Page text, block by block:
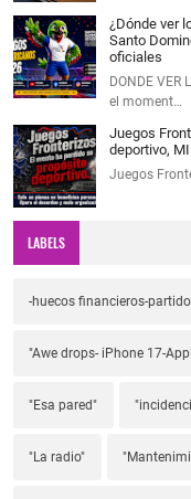
¿Dónde ver
Santo
oficiales
DONDE VER
el moment…
Juegos
deportivo,
Juegos
LABELS
-huecos financieros-
"Awe drops- iPhone 17-
"Esa pared"
"La radio"